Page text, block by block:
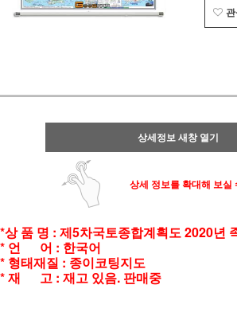
상세정보 새창 열기
상세 정보를 확대해 보실
*상 품 명 : 제5차국토종합계획도 2020년
* 언 어 : 한국어
* 형태재질 : 종이코팅지도
* 재 고 : 재고 있음. 판매중